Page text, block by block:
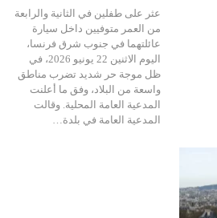
عثر على طفلين في الثانية والرابعة
من العمر متوفيين داخل سيارة
عائلتهما في جنوب شرق فرنسا،
اليوم الاثنين 22 يونيو 2026، في
ظل موجة حر شديد تضرب مناطق
واسعة من البلاد، وفق ما أعلنت
المدعية العامة المحلية. وقالت
المدعية العامة في بلدة…